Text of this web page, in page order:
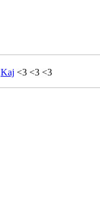
Kaj <3 <3 <3